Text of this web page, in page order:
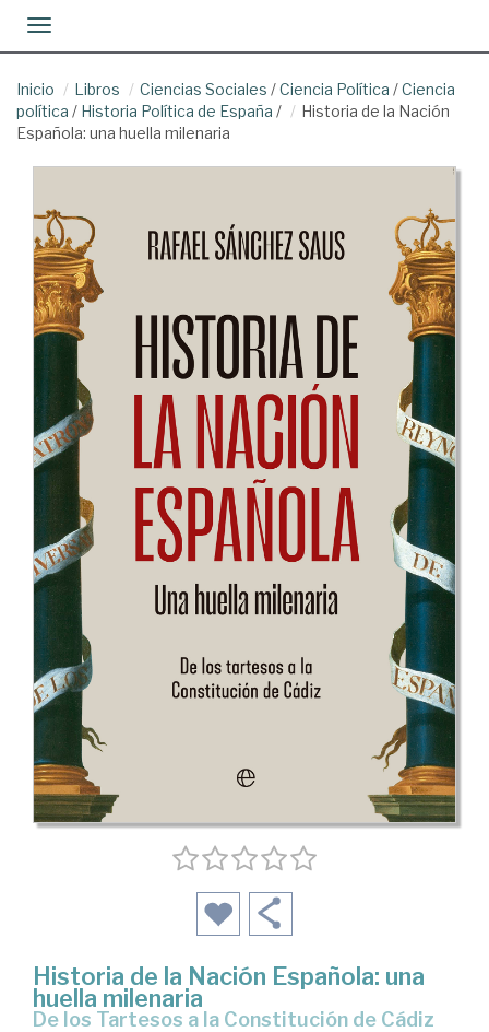
Toggle navigation
Inicio Libros Ciencias Sociales /Ciencia Política /Ciencia
política / Historia Política de España /
Historia de la Nación
Española: una huella milenaria
Historia de la Nación Española: una
huella milenaria
De los Tartesos a la Constitución de Cádiz